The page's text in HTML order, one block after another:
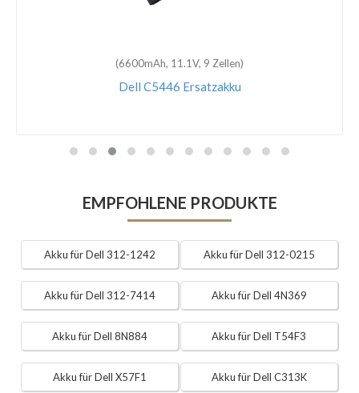
(6600mAh, 11.1V, 9 Zellen)
Dell C5446 Ersatzakku
EMPFOHLENE PRODUKTE
Akku für Dell 312-1242 Akku für Dell 312-0215
Akku für Dell 312-7414 Akku für Dell 4N369
Akku für Dell 8N884 Akku für Dell T54F3
Akku für Dell X57F1 Akku für Dell C313K